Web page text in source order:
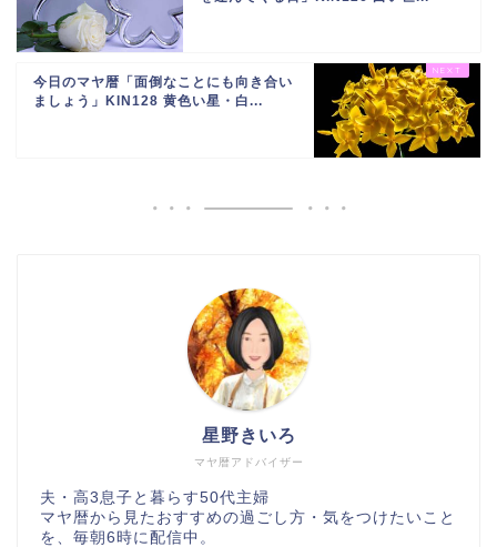
今日のマヤ暦「面倒なことにも向き合い
ましょう」KIN128 黄色い星・白...
マヤ暦アドバイザー
星野きいろ
夫・高3息子と暮らす50代主婦
マヤ暦から見たおすすめの過ごし方・気をつけたいこと
を、毎朝6時に配信中。